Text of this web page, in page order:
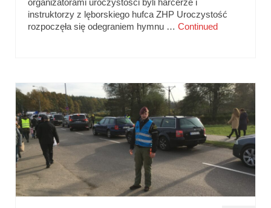
organizatorami uroczystości byli harcerze i
instruktorzy z lęborskiego hufca ZHP Uroczystość
rozpoczęła się odegraniem hymnu … Continued